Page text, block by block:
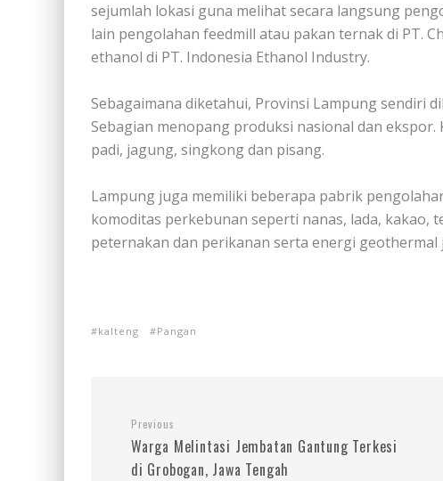
sejumlah lokasi guna melihat secara langsung
lain pengolahan feedmill atau pakan ternak di PT.
ethanol di PT. Indonesia Ethanol Industry.
Sebagaimana diketahui, Provinsi Lampung sendiri
Sebagian menopang produksi nasional dan
padi, jagung, singkong dan pisang.
Lampung juga memiliki beberapa pabrik
komoditas perkebunan seperti nanas, lada, kakao,
peternakan dan perikanan serta energi
kalteng Pangan
Previous
Warga Melintasi Jembatan Gantung Terkesi
di Grobogan, Jawa Tengah